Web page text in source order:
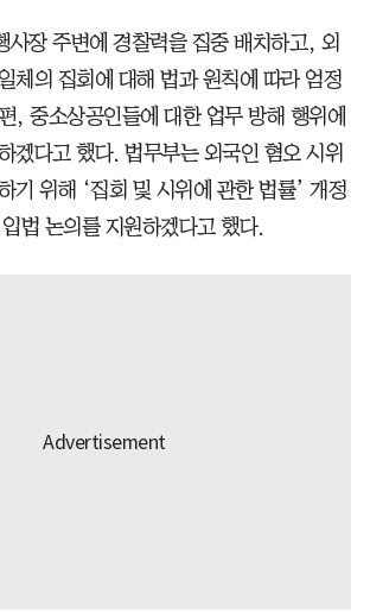
사장 주변에 경찰력을 집중 배치하고, 외
체의 집회에 대해 법과 원칙에 따라 엄정
, 중소상공인들에 대한 업무 방해 행위에
겠다고 했다. 법무부는 외국인 혐오 시위
기 위해 ‘집회 및 시위에 관한 법률’ 개정
법 논의를 지원하겠다고 했다.